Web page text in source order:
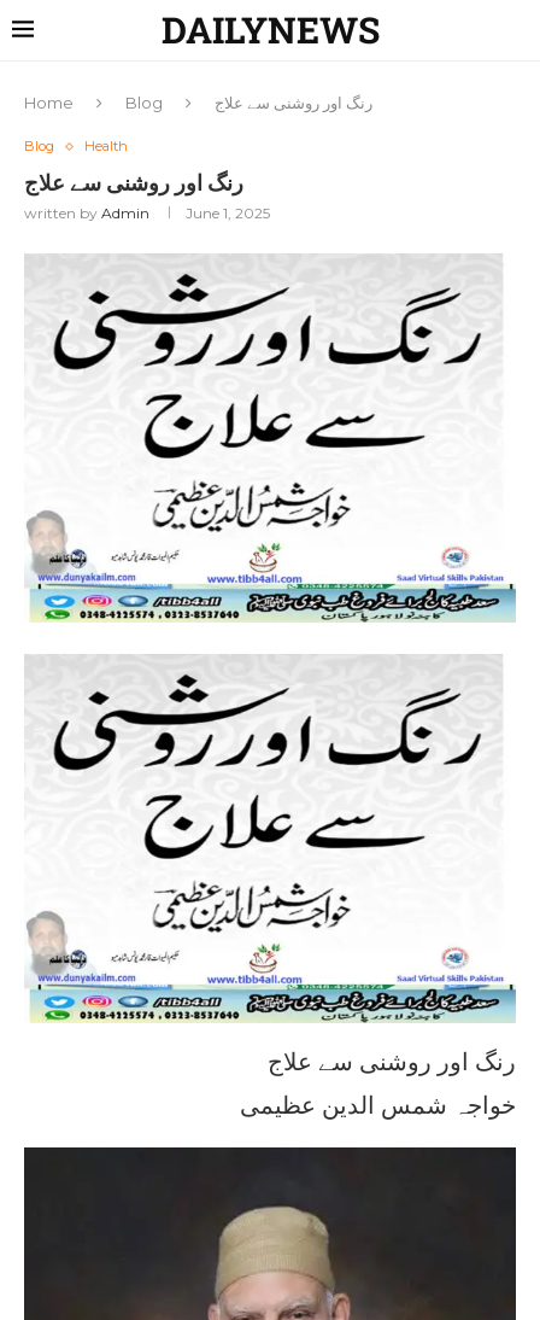
DAILYNEWS
Home Blog رنگ اور روشنی سے علاج
Blog Health
رنگ اور روشنی سے علاج
written by Admin June 1, 2025
رنگ اور روشنی سے علاج
خواجہ شمس الدین عظیمی